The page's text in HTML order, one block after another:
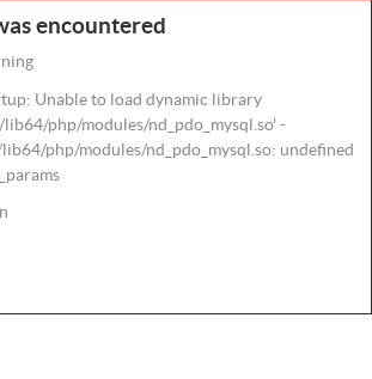
encountered
Unable to load dynamic library
php/modules/nd_pdo_mysql.so' -
php/modules/nd_pdo_mysql.so: undefined